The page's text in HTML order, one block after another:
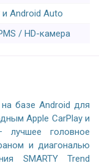
и Android Auto
/ HD-камера
базе Android для
Apple CarPlay и
головное
и диагональю
SMARTY Trend